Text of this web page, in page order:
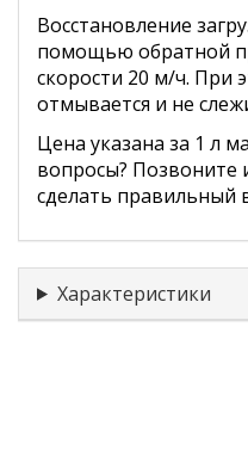
Восстановление
помощью обратной
скорости 20 м/ч. При
отмывается и не
Цена указана за 1 л
вопросы?
сделать правильный
Характеристики